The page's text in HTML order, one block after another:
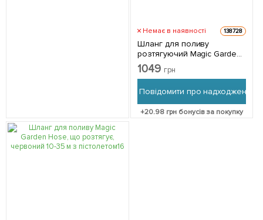
Немає в наявності 138728
Шланг для поливу
розтягуючий Magic Garden
Hose червоний 7.5-25 м з
пістолетом
1049 грн
Повідомити про надходження
+20.98грн бонусів за покупку